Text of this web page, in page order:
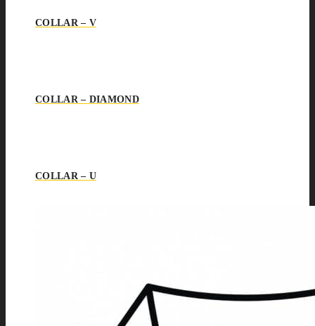
COLLAR – V
COLLAR – DIAMOND
COLLAR – U